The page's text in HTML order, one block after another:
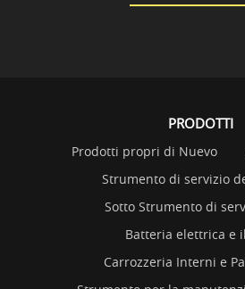
PRODOTTI
Prodotti propri di Nuevo
Strumento di servizio
Sotto Strumento di
Batteria elettrica e
Carrozzeria Interni e